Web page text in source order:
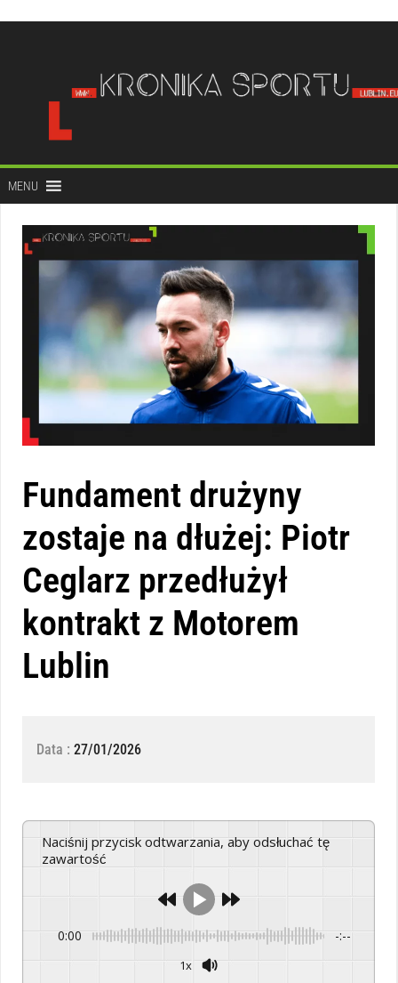
treści
MENU
Fundament drużyny
zostaje na dłużej: Piotr
Ceglarz przedłużył
kontrakt z Motorem
Lublin
Data : 27/01/2026
Naciśnij przycisk odtwarzania, aby odsłuchać tę
zawartość
0:00 -:--
1x